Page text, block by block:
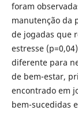
foram
manutenção da
de jogadas que
estresse
diferente para
de bem-estar,
encontrado em
bem-sucedidas